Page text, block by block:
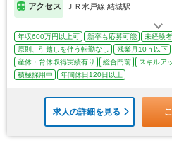
アクセス ＪＲ水戸線 結城駅
年収600万円以上可 新卒も応募可能
未経験
原則、引越しを伴う転勤なし
残業月10ｈ以下
産休・育休取得実績有り
総合門前 スキルア
積極採用中
年間休日120日以上
求人の詳細を見る